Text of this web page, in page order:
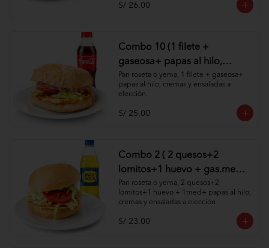
S/ 26.00
Combo 10 (1 filete +
gaseosa+ papas al hilo,
cremas y ensaladas )
Pan roseta o yema, 1 filete + gaseosa+
papas al hilo, cremas y ensaladas a
elección.
S/ 25.00
Combo 2 ( 2 quesos+2
lomitos+1 huevo + gas.med
+ papas al hilo, cremas y
ensaladas )
Pan roseta o yema, 2 quesos+2
lomitos+1 huevo + 1med+ papas al hilo,
cremas y ensaladas a elección
S/ 23.00